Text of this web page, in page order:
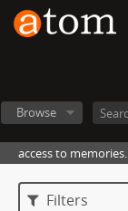
Browse
access to memories.
Filters